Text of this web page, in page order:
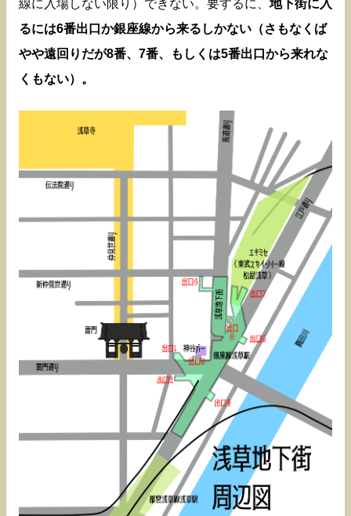
線に入場しない限り）できない。要するに、 地下街に入
るには6番出口か銀座線から来るしかない（さもなくば
やや遠回りだが8番、7番、もしくは5番出口から来れな
くもない）。